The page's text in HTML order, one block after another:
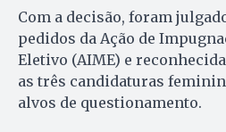
Com a decisão, foram
pedidos da Ação de
Eletivo (AIME) e
as três candidaturas
alvos de questionamento.